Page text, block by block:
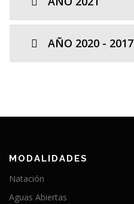
AÑO 2020 - 2017
MODALIDADES
Natación
Aguas Abiertas